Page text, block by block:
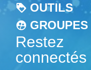
OUTILS
GROUPES
Restez
connectés